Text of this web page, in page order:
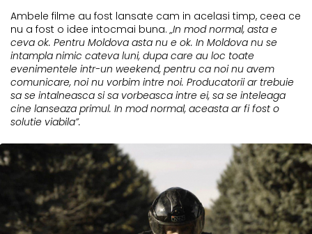
Ambele filme au fost lansate cam in acelasi timp, ceea ce
nu a fost o idee intocmai buna.„In mod normal, asta e
ceva ok. Pentru Moldova asta nu e ok. In Moldova nu se
intampla nimic cateva luni, dupa care au loc toate
evenimentele intr-un weekend, pentru ca noi nu avem
comunicare, noi nu vorbim intre noi. Producatorii ar trebuie
sa se intalneasca si sa vorbeasca intre ei, sa se inteleaga
cine lanseaza primul. In mod normal, aceasta ar fi fost o
solutie viabila”.